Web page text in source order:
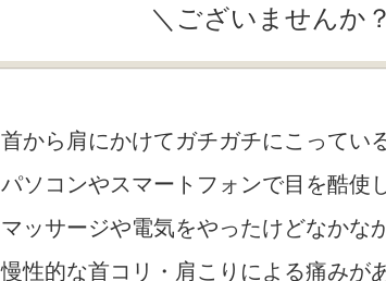
＼ございませんか
首から肩にかけてガチガチにこってい
パソコンやスマートフォンで目を酷使
マッサージや電気をやったけどなかな
慢性的な首コリ・肩こりによる痛みが